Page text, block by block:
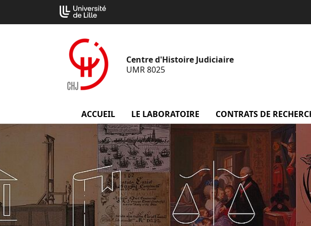
contenu
Centre d'Histoire Judiciaire
UMR 8025
ACCUEIL LE LABORATOIRE menu Le Laboratoire
CONTRATS DE
Cookies management panel